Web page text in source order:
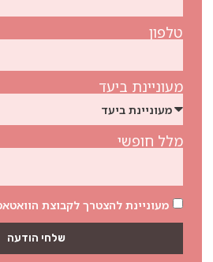
טלפון
מעוניינת ביעד
מלל חופשי
מעוניינת להצטרך לקבוצת
שלחי הודעה